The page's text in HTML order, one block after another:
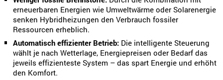
erneuerbaren Energien wie Umweltwärme oder Solarenergie
senken Hybridheizungen den Verbrauch fossiler
Ressourcen erheblich.
Automatisch effizienter Betrieb: Die intelligente Steuerung
wählt je nach Wetterlage, Energiepreisen oder Bedarf das
jeweils effizienteste System – das spart Energie und erhöht
den Komfort.